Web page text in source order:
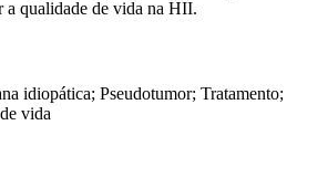
a qualidade de vida na HII.
idiopática; Pseudotumor; Tratamento;
vida